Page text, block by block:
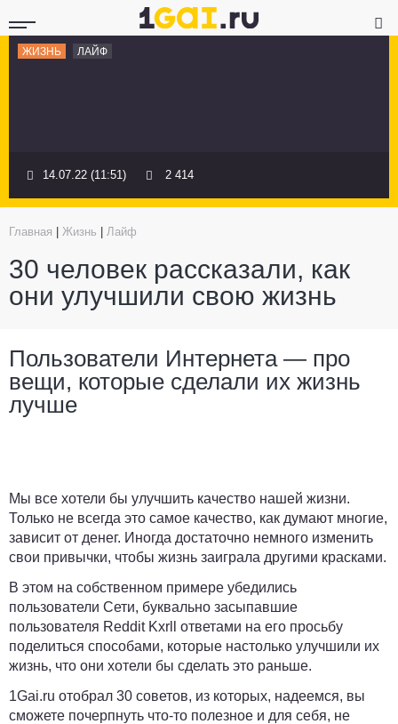
ЖИЗНЬ ЛАЙФ
14.07.22 (11:51) 2 414
Главная Жизнь Лайф
30 человек рассказали, как
они улучшили свою жизнь
Пользователи Интернета — про
вещи, которые сделали их жизнь
лучше
Мы все хотели бы улучшить качество нашей жизни.
Только не всегда это самое качество, как думают многие,
зависит от денег. Иногда достаточно немного изменить
свои привычки, чтобы жизнь заиграла другими красками.
В этом на собственном примере убедились
пользователи Сети, буквально засыпавшие
пользователя Reddit Kxrll ответами на его просьбу
поделиться способами, которые настолько улучшили их
жизнь, что они хотели бы сделать это раньше.
1Gai.ru отобрал 30 советов, из которых, надеемся, вы
сможете почерпнуть что-то полезное и для себя, не